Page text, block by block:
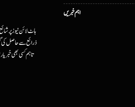
ہاٹ لائن نیوز پر
ذرائع سے حاصل کی
تاہم کسی بھی خبر
اہم خبریں